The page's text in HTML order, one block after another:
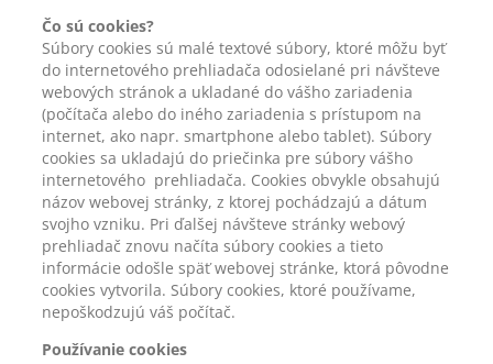
Čo sú cookies?
Súbory cookies sú malé textové súbory, ktoré môžu byť
do internetového prehliadača odosielané pri návšteve
webových stránok a ukladané do vášho zariadenia
(počítača alebo do iného zariadenia s prístupom na
internet, ako napr. smartphone alebo tablet). Súbory
cookies sa ukladajú do priečinka pre súbory vášho
internetového prehliadača. Cookies obvykle obsahujú
názov webovej stránky, z ktorej pochádzajú a dátum
svojho vzniku. Pri ďalšej návšteve stránky webový
prehliadač znovu načíta súbory cookies a tieto
informácie odošle späť webovej stránke, ktorá pôvodne
cookies vytvorila. Súbory cookies, ktoré používame,
nepoškodzujú váš počítač.
Používanie cookies